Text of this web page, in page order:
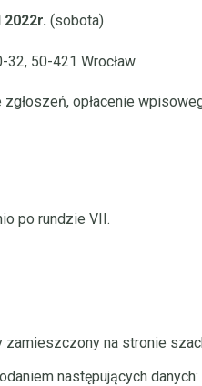
2022r. (sobota)
32, 50-421 Wrocław
opłacenie
po rundzie VII.
na stronie
następujących